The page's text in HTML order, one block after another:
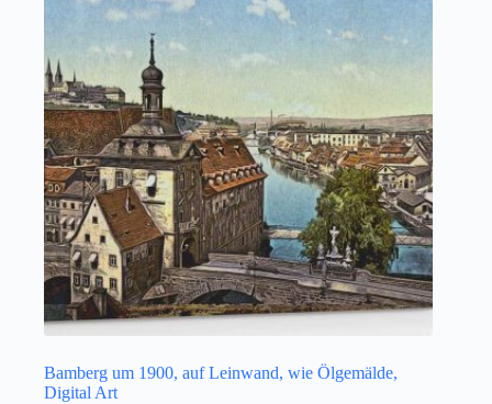
Bamberg um 1900, auf Leinwand, wie Ölgemälde,
Digital Art